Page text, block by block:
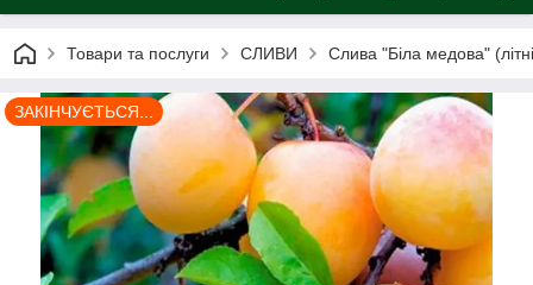
Товари та послуги СЛИВИ Слива "Біла медова"
ЗАКІНЧУЄТЬСЯ...